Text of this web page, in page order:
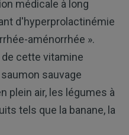
médicale à long
d'hyperprolactinémie
aménorrhée ».
cette vitamine
sauvage
plein air, les légumes à
tels que la banane, la